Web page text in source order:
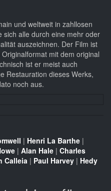
und weltweit in zahllosen
sich alle durch eine mehr oder
auszeichnen. Der Film ist
mit dem original
ist er meist auch
Restauration dieses Werks,
noch aus.
| Henri La Barthe |
| Alan Hale | Charles
Calleia | Paul Harvey | Hedy